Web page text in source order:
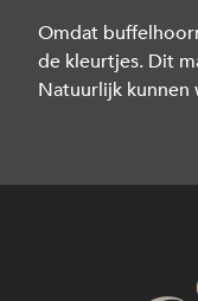
Omdat
de kleurtjes. Dit
Natuurlijk kunnen